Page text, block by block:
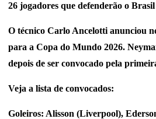
26 jogadores que defenderão o Brasil
O técnico Carlo Ancelotti anunciou
para a Copa do Mundo 2026.
depois de ser convocado pela
Veja a lista de convocados:
Goleiros: Alisson (Liverpool),